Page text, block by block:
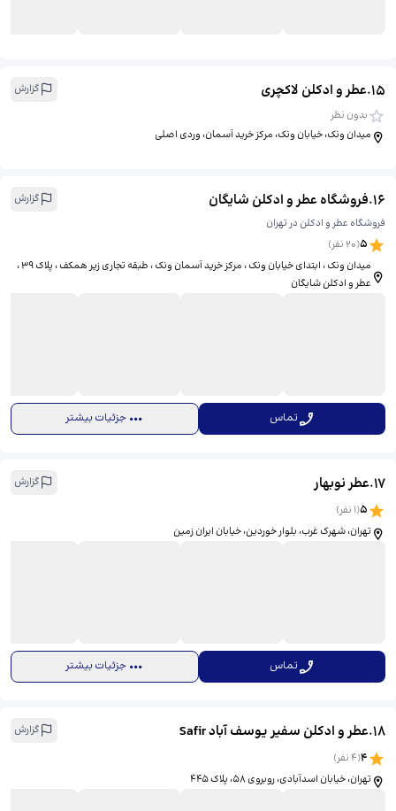
15
.عطر و ادکلن لاکچری
گزارش
بدون نظر
میدان ونک، خیابان ونک، مرکز خرید آسمان، وردی اصلی
16
.فروشگاه عطر و ادکلن شایگان
گزارش
فروشگاه عطر و ادکلن در تهران
5
(
20نفر)
میدان ونک ، ابتدای خیابان ونک ، مرکز خرید آسمان ونک ، طبقه تجاری زیر همکف ، پلاک 39 ،
عطر و ادکلن شایگان
تماس جزئیات بیشتر
17
.عطر نوبهار گزارش
5
(
1 نفر)
تهران، شهرک غرب، بلوار خوردین، خیابان ایران زمین
تماس جزئیات بیشتر
18
.عطر و ادکلن سفیر یوسف آباد Safir گزارش
4
(
4نفر)
تهران، خیابان اسدآبادی، روبروی 58، پلاک 445